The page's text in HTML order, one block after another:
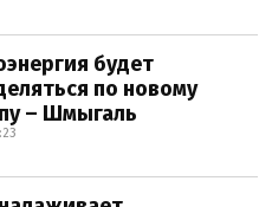
будет
по новому
– Шмыгаль